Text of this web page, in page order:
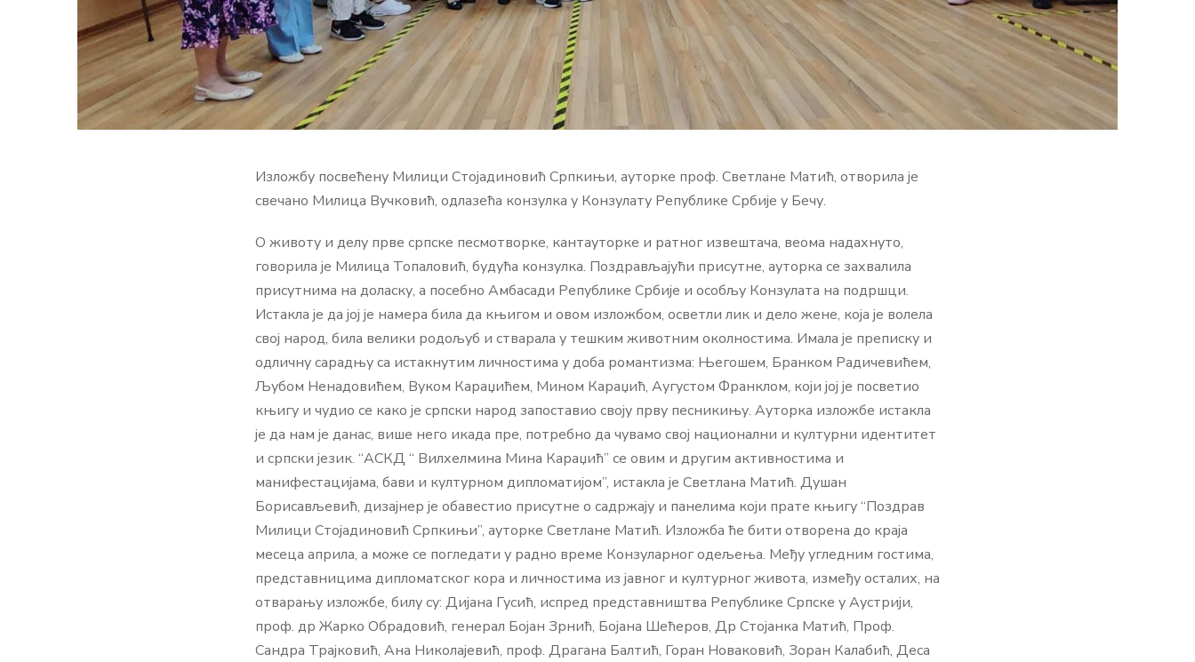
Изложбу посвећену Милици Стојадиновић Српкињи, ауторке проф. Светлане Матић, отворила је
свечано Милица Вучковић, одлазећа конзулка у Конзулату Републике Србије у Бечу.
О животу и делу прве српске песмотворке, кантауторке и ратног извештача, веома надахнуто,
говорила је Милица Топаловић, будућа конзулка. Поздрављајући присутне, ауторка се захвалила
присутнима на доласку, а посебно Амбасади Републике Србије и особљу Конзулата на подршци.
Истакла је да јој је намера била да књигом и овом изложбом, осветли лик и дело жене, која је волела
свој народ, била велики родољуб и стварала у тешким животним околностима. Имала је преписку и
одличну сарадњу са истакнутим личностима у доба романтизма: Његошем, Бранком Радичевићем,
Љубом Ненадовићем, Вуком Караџићем, Мином Караџић, Аугустом Франклом, који јој је посветио
књигу и чудио се како је српски народ запоставио своју прву песникињу. Ауторка изложбе истакла
је да нам је данас, више него икада пре, потребно да чувамо свој национални и културни идентитет
и српски језик. “АСКД “ Вилхелмина Мина Караџић” се овим и другим активностима и
манифестацијама, бави и културном дипломатијом”, истакла је Светлана Матић. Душан
Борисављевић, дизајнер је обавестио присутне о садржају и панелима који прате књигу “Поздрав
Милици Стојадиновић Српкињи”, ауторке Светлане Матић. Изложба ће бити отворена до краја
месеца априла, а може се погледати у радно време Конзуларног одељења. Међу угледним гостима,
представницима дипломатског кора и личностима из јавног и културног живота, између осталих, на
отварању изложбе, билу су: Дијана Гусић, испред представништва Републике Српске у Аустрији,
проф. др Жарко Обрадовић, генерал Бојан Зрнић, Бојана Шећеров, Др Стојанка Матић, Проф.
Сандра Трајковић, Ана Николајевић, проф. Драгана Балтић, Горан Новаковић, Зоран Калабић, Деса